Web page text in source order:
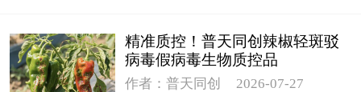
精准质控！普天同创辣椒轻斑驳
病毒假病毒生物质控品
作者：普天同创
2026-07-27